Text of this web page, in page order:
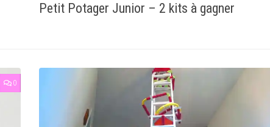
Petit Potager Junior – 2 kits à gagner
0